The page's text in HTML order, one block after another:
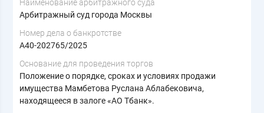
Наименование арбитражного суда
Арбитражный суд города Москвы
Номер дела о банкротстве
А40-202765/2025
Основание для проведения торгов
Положение о порядке, сроках и условиях продажи
имущества Мамбетова Руслана Аблабековича,
находящееся в залоге «АО Тбанк».